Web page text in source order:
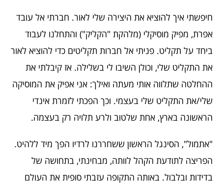
חיפשתי איך להוציא את היצירה שלי לאור. חברתי אל עובד
אפרת, מפיק מוסיקלי (מלהקת "הקליק") והתחלנו לעבוד
ביחד על תקליט. פניתי אל חברות תקליטים כדי להוציא לאור
את התקליט שלי, וכולן השיבו לי בשלילה. אז קיבלתי את
ההחלטה שתלווה אותי מעתה ואילך: אני אפיק את המוסיקה
שלי/את התקליט שלי בעצמי. וכך הפכתי לזמרת אינדי
הראשונה בארץ, אחת שלטוב ולרע תלויה רק בעצמה.
"אתמול", הסינגל הראשון ששחררנו לרדיו הפך מיד ללהיט.
הפריצה לתודעת הקהל לוותה, מבחינתי, בתחושה של
בדידות ובלבול. באותה התקופה עזבתי סופית את העולם